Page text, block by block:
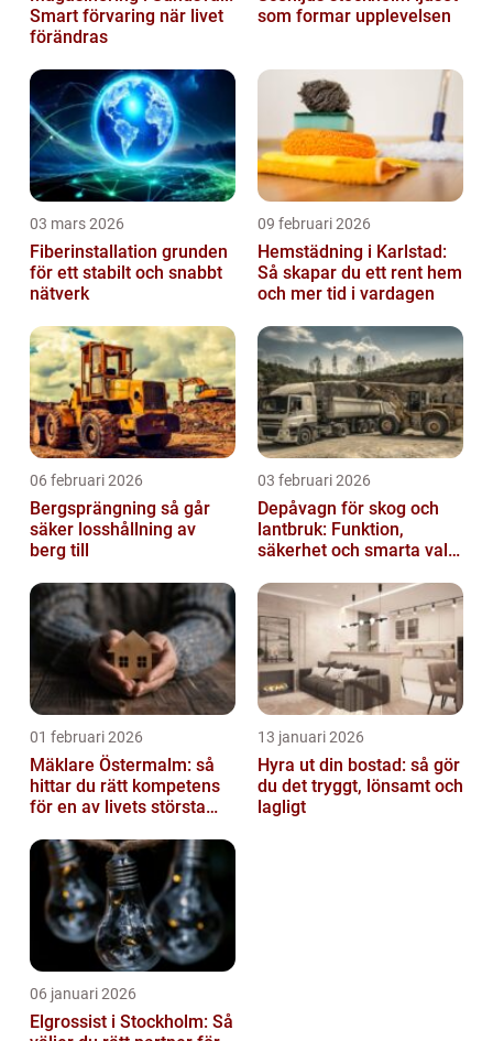
Smart förvaring när livet
förändras
som formar upplevelsen
03 mars 2026
Fiberinstallation grunden
för ett stabilt och snabbt
nätverk
09 februari 2026
Hemstädning i Karlstad:
Så skapar du ett rent hem
och mer tid i vardagen
06 februari 2026
Bergsprängning så går
säker losshållning av
berg till
03 februari 2026
Depåvagn för skog och
lantbruk: Funktion,
säkerhet och smarta val
01 februari 2026
Mäklare Östermalm: så
hittar du rätt kompetens
för en av livets största
13 januari 2026
Hyra ut din bostad: så gör
du det tryggt, lönsamt och
lagligt
06 januari 2026
Elgrossist i Stockholm: Så